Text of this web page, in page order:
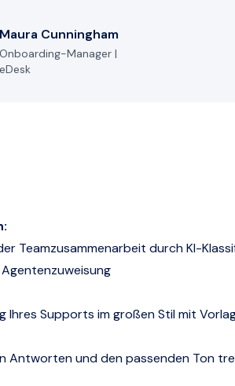
Maura Cunningham
Onboarding-Manager |
eDesk
Teamzusammenarbeit durch KI-
Ihres Supports im großen Stil mit
Antworten und den passenden Ton